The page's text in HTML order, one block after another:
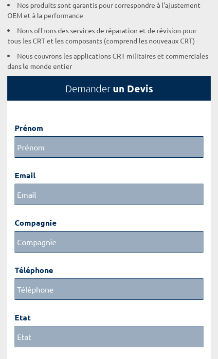
Nos produits sont garantis pour correspondre à l'ajustement
OEM et à la performance
Nous offrons des services de réparation et de révision pour
tous les CRT et les composants (comprend les nouveaux CRT)
Nous couvrons les applications CRT militaires et commerciales
dans le monde entier
Demander un Devis
Prénom
Email
Compagnie
Téléphone
Etat